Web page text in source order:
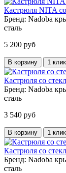
Кастрюля NITA
Бренд: Nadoba
сталь
5 200 руб
В корзину 1 клик
Кастрюля со
Бренд: Nadoba
сталь
3 540 руб
В корзину 1 клик
Кастрюля со
Бренд: Nadoba
сталь